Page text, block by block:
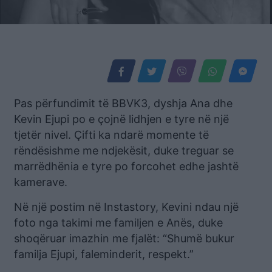
Pas përfundimit të BBVK3, dyshja Ana dhe
Kevin Ejupi po e çojnë lidhjen e tyre në një
tjetër nivel. Çifti ka ndarë momente të
rëndësishme me ndjekësit, duke treguar se
marrëdhënia e tyre po forcohet edhe jashtë
kamerave.
Në një postim në Instastory, Kevini ndau një
foto nga takimi me familjen e Anës, duke
shoqëruar imazhin me fjalët: “Shumë bukur
familja Ejupi, faleminderit, respekt.”